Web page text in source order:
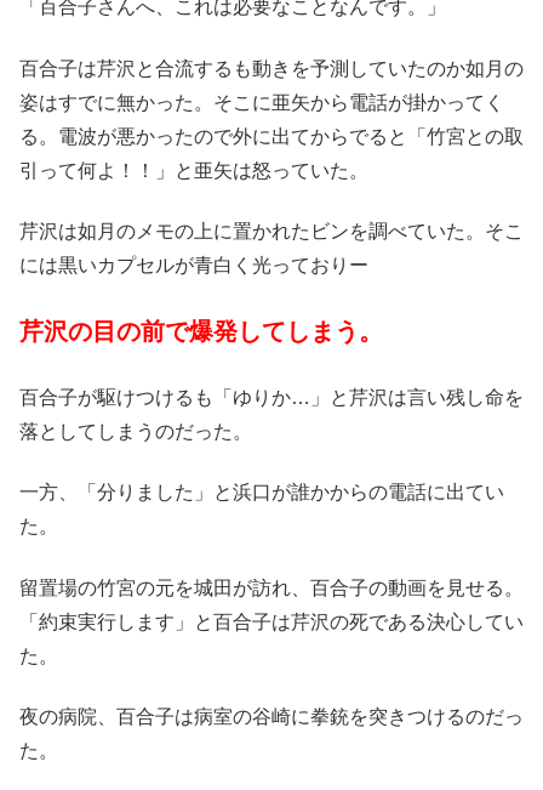
「百合子さんへ、これは必要なことなんです。」
百合子は芹沢と合流するも動きを予測していたのか如月の
姿はすでに無かった。そこに亜矢から電話が掛かってく
る。電波が悪かったので外に出てからでると「竹宮との取
引って何よ！！」と亜矢は怒っていた。
芹沢は如月のメモの上に置かれたビンを調べていた。そこ
には黒いカプセルが青白く光っておりー
芹沢の目の前で爆発してしまう。
百合子が駆けつけるも「ゆりか…」と芹沢は言い残し命を
落としてしまうのだった。
一方、「分りました」と浜口が誰かからの電話に出てい
た。
留置場の竹宮の元を城田が訪れ、百合子の動画を見せる。
「約束実行します」と百合子は芹沢の死である決心してい
た。
夜の病院、百合子は病室の谷崎に拳銃を突きつけるのだっ
た。